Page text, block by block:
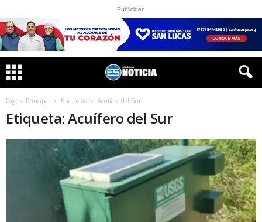
Publicidad
Página Principal Etiquetas Acuífero del Sur
Etiqueta: Acuífero del Sur